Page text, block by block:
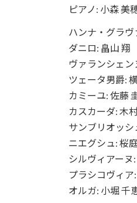
ピアノ: 小森 美
ハンナ・グラヴ
ダニロ: 畠山 翔
ヴァランシェン
ツェータ男爵:
カミーユ: 佐藤
カスカーダ: 木
サンブリオッシ
ニエグシュ: 桜
シルヴィアーヌ
プラシコヴィア
オルガ: 小堀 千